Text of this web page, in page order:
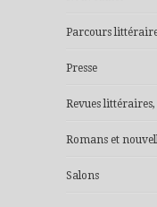
Parcours
Presse
Revues
Romans et
Salons